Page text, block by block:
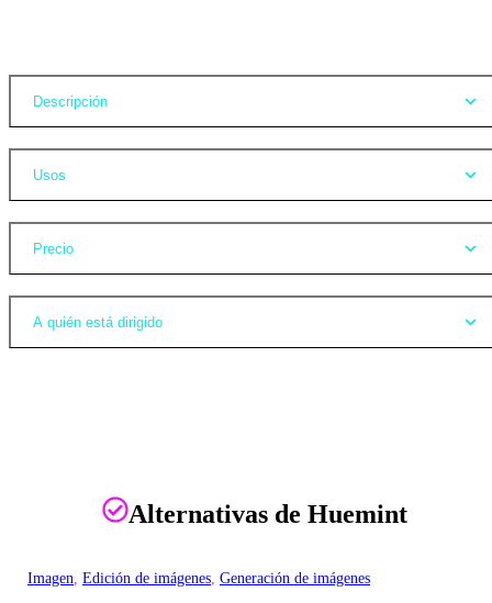
Descripción
Usos
Precio
A quién está dirigido
Alternativas de Huemint
Imagen, Edición de imágenes, Generación de imágenes